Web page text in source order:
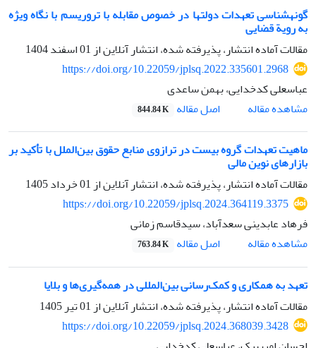
گونه‏شناسی تعهدات دولت‏ها در خصوص مقابله با تروریسم با نگاه ویژه
به رویة قضایی
مقالات آماده انتشار، پذیرفته شده، انتشار آنلاین از01 اسفند 1404
https://doi.org/10.22059/jplsq.2022.335601.2968
عباسعلی کدخدایی، بهمن ساعدی
مشاهده مقاله
اصل مقاله 844.84 K
ماهیت تعهدات گروه بیست در ترازوی منابع حقوق بین‌الملل با تأکید بر
بازارهای نوین مالی
مقالات آماده انتشار، پذیرفته شده، انتشار آنلاین از01 خرداد 1405
https://doi.org/10.22059/jplsq.2024.364119.3375
فرهاد عابدینی سعدآباد، سیدقاسم زمانی
مشاهده مقاله
اصل مقاله 763.84 K
تعهد به همکاری و کمک‌رسانی بین‌المللی در همه‌گیری‌ها و بلایا
مقالات آماده انتشار، پذیرفته شده، انتشار آنلاین از 01 تیر 1405
https://doi.org/10.22059/jplsq.2024.368039.3428